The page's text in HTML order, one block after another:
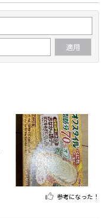
参考になった！